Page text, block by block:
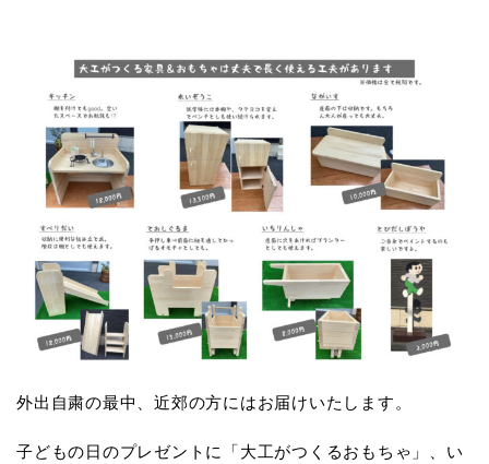
外出自粛の最中、近郊の方にはお届けいたします。
子どもの日のプレゼントに「大工がつくるおもちゃ」、い